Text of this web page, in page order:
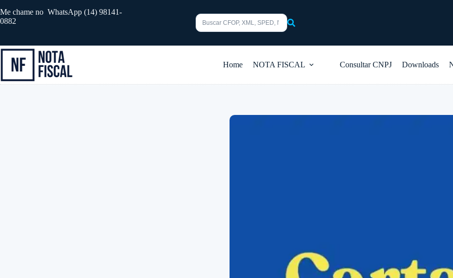
para
o
Me chame no WhatsApp (14) 98141-
0882
resultados
Home NOTA FISCAL Consultar CNPJ Downloads